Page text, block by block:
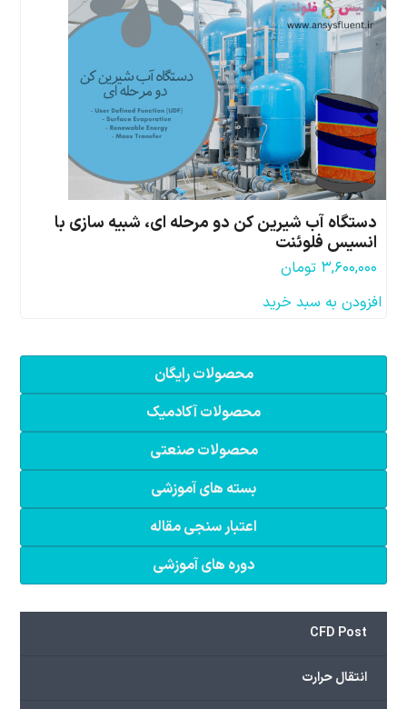
دستگاه آب شیرین کن دو مرحله ای، شبیه سازی با
انسیس فلوئنت
۳,۶۰۰,۰۰۰ تومان
افزودن به سبد خرید
محصولات رایگان
محصولات آکادمیک
محصولات صنعتی
بسته های آموزشی
اعتبار سنجی مقاله
دوره های آموزشی
CFD Post
انتقال حرارت